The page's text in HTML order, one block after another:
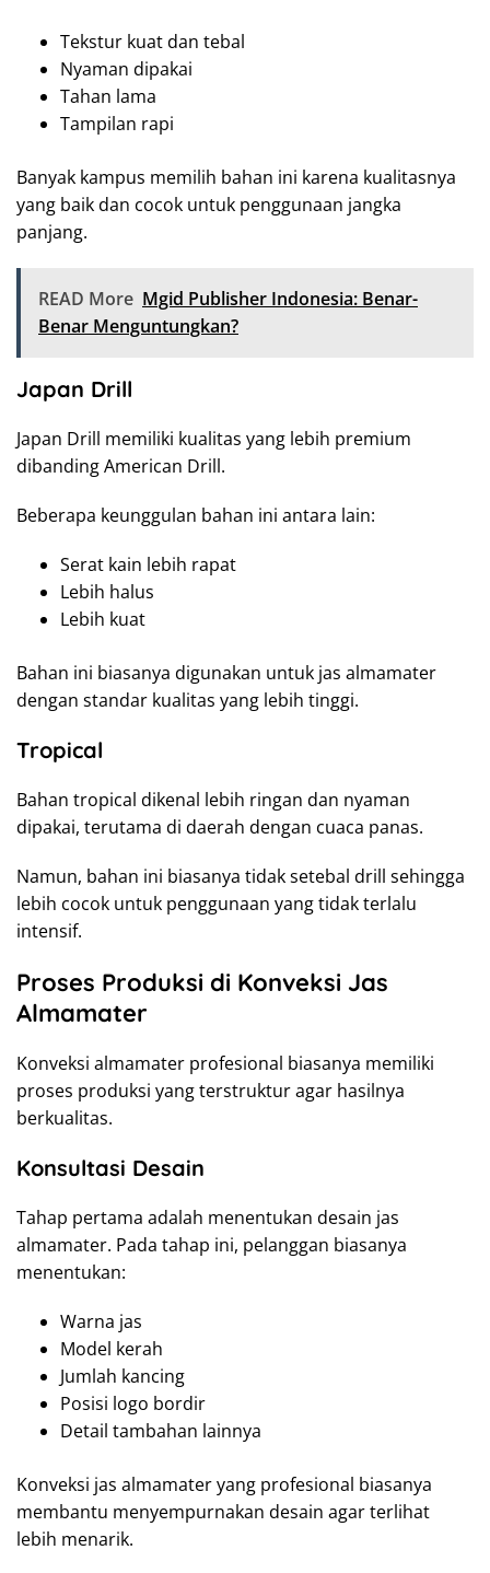
Tekstur kuat dan tebal
Nyaman dipakai
Tahan lama
Tampilan rapi
Banyak kampus memilih bahan ini karena kualitasnya
yang baik dan cocok untuk penggunaan jangka
panjang.
READ More Mgid Publisher Indonesia: Benar-
Benar Menguntungkan?
Japan Drill
Japan Drill memiliki kualitas yang lebih premium
dibanding American Drill.
Beberapa keunggulan bahan ini antara lain:
Serat kain lebih rapat
Lebih halus
Lebih kuat
Bahan ini biasanya digunakan untuk jas almamater
dengan standar kualitas yang lebih tinggi.
Tropical
Bahan tropical dikenal lebih ringan dan nyaman
dipakai, terutama di daerah dengan cuaca panas.
Namun, bahan ini biasanya tidak setebal drill sehingga
lebih cocok untuk penggunaan yang tidak terlalu
intensif.
Proses Produksi di Konveksi Jas
Almamater
Konveksi almamater profesional biasanya memiliki
proses produksi yang terstruktur agar hasilnya
berkualitas.
Konsultasi Desain
Tahap pertama adalah menentukan desain jas
almamater. Pada tahap ini, pelanggan biasanya
menentukan:
Warna jas
Model kerah
Jumlah kancing
Posisi logo bordir
Detail tambahan lainnya
Konveksi jas almamater yang profesional biasanya
membantu menyempurnakan desain agar terlihat
lebih menarik.